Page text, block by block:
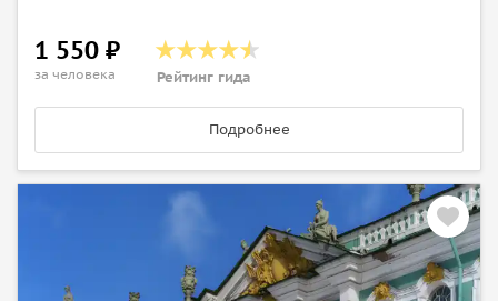
1 550 ₽
за человека Рейтинг гида
Подробнее